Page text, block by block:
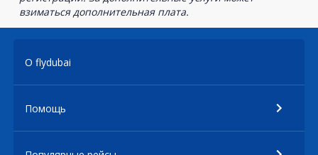
взиматься дополнительная плата.
О flydubai
Помощь